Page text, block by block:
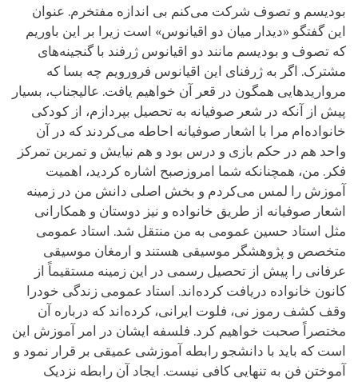
بودیسم و تصوف شرکت می‌کنم بی اندازه مفتخرم. عنوان
این گفتگو «دیدار میان دو اقیانوس» است زیرا بر این باوریم
که تصوف و بودیسم مانند دو اقیانوس ژرفند با گنجینه‌های
مشترک. اگر به ژرفنای این اقیانوس فرورویم چه بسا که
مرواریدهایی همگون در قعر آن خواهیم یافت. عالیجناب، بسیار
پیش از آنکه در شعر صوفیانه به تحصیل بپردازم، از کودکی
خانواده‌ام مرا با اشعار صوفیانه احاطه می‌کردند که در آن
واحد هم در حکم بازی و درس بود و هم نیایش و تمرین تمرکز
فکر. من، همچنانکه شما امروزصبح اشاره کردید، اهمیت
آموزش را لمس می‌کردم و بخش اصلی دانش من در زمینه
اشعار صوفیانه از طریق خانواده و نیز دوستان و همکارانی
مثل استاد حسین عمومی به من منتقل شد. استاد عمومی
متخصص و پژوهشگر موسیقی هستند و ارمغان موسیقی
عرفانی را پیش از تحصیل رسمی در این زمینه مستقیماً از
کانون خانواده دریافت کرده‌اند. استاد عمومی زندگی خودرا
وقف کشف رموز نی، فلوت ایرانی، کرده‌اند که درباره آن
مختصراً صحبت خواهیم کرد. فلسفه ایشان در امر آموزش این
است که باید با دانشجو رابطه آموزشی عمیقی بر قرار نمود و
آموختن فن به تنهایی کافی نیست. ایجاد آن رابطه نزدیک